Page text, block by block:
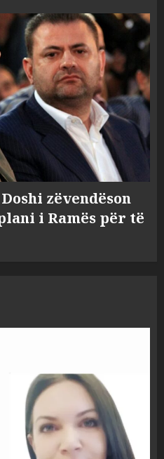
zëvendëson
i Ramës për të